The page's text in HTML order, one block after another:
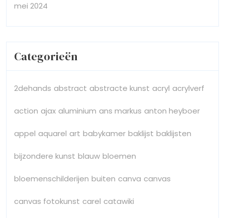
mei 2024
Categorieën
2dehands abstract abstracte kunst acryl acrylverf
action ajax aluminium ans markus anton heyboer
appel aquarel art babykamer baklijst baklijsten
bijzondere kunst blauw bloemen
bloemenschilderijen buiten canva canvas
canvas fotokunst carel catawiki